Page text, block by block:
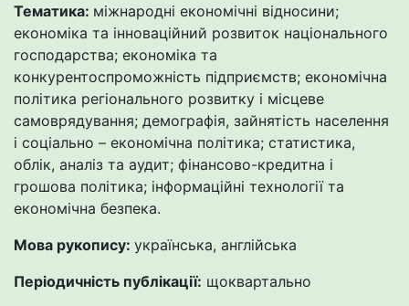
Тематика: міжнародні економічні відносини;
економіка та інноваційний розвиток національного
господарства; економіка та
конкурентоспроможність підприємств; економічна
політика регіонального розвитку і місцеве
самоврядування; демографія, зайнятість населення
і соціально – економічна політика; статистика,
облік, аналіз та аудит; фінансово-кредитна і
грошова політика; інформаційні технології та
економічна безпека.
Мова рукопису: українська, англійська
Періодичність публікації: щоквартально